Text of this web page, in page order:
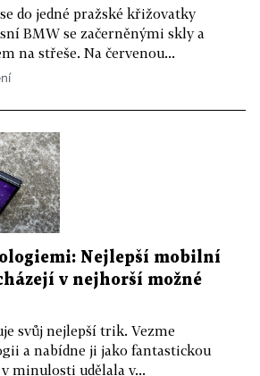
do jedné pražské křižovatky
BMW se začerněnými skly a
na střeše. Na červenou...
Nejlepší mobilní
v nejhorší možné
svůj nejlepší trik. Vezme
a nabídne ji jako fantastickou
minulosti udělala v...